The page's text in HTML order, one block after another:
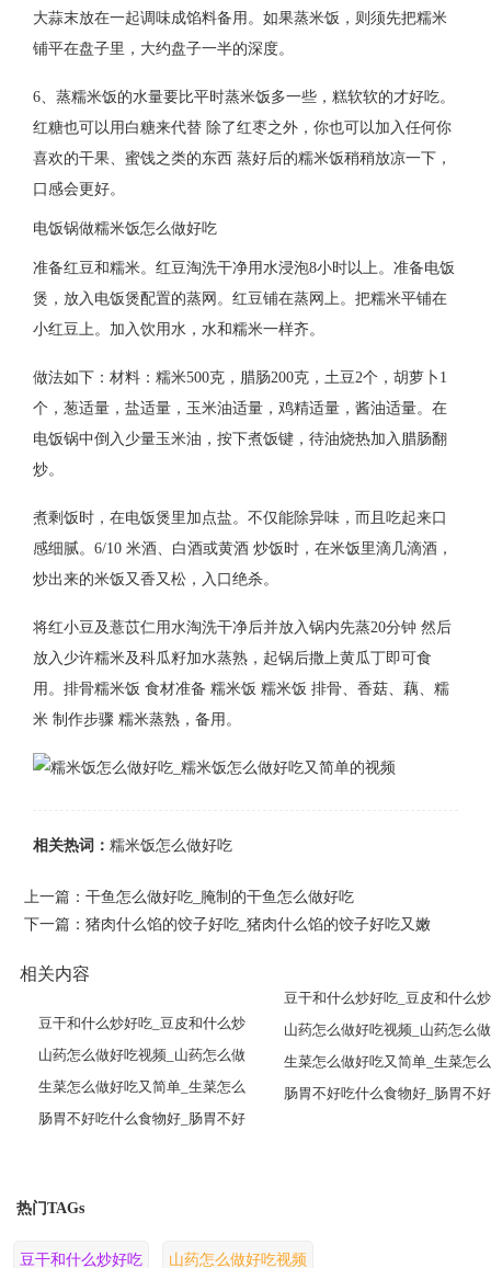
大蒜末放在一起调味成馅料备用。如果蒸米饭，则须先把糯米
铺平在盘子里，大约盘子一半的深度。
6、蒸糯米饭的水量要比平时蒸米饭多一些，糕软软的才好吃。
红糖也可以用白糖来代替 除了红枣之外，你也可以加入任何你
喜欢的干果、蜜饯之类的东西 蒸好后的糯米饭稍稍放凉一下，
口感会更好。
电饭锅做糯米饭怎么做好吃
准备红豆和糯米。红豆淘洗干净用水浸泡8小时以上。准备电饭
煲，放入电饭煲配置的蒸网。红豆铺在蒸网上。把糯米平铺在
小红豆上。加入饮用水，水和糯米一样齐。
做法如下：材料：糯米500克，腊肠200克，土豆2个，胡萝卜1
个，葱适量，盐适量，玉米油适量，鸡精适量，酱油适量。在
电饭锅中倒入少量玉米油，按下煮饭键，待油烧热加入腊肠翻
炒。
煮剩饭时，在电饭煲里加点盐。不仅能除异味，而且吃起来口
感细腻。6/10 米酒、白酒或黄酒 炒饭时，在米饭里滴几滴酒，
炒出来的米饭又香又松，入口绝杀。
将红小豆及薏苡仁用水淘洗干净后并放入锅内先蒸20分钟 然后
放入少许糯米及科瓜籽加水蒸熟，起锅后撒上黄瓜丁即可食
用。排骨糯米饭 食材准备 糯米饭 糯米饭 排骨、香菇、藕、糯
米 制作步骤 糯米蒸熟，备用。
相关热词： 糯米饭怎么做好吃
上一篇：干鱼怎么做好吃_腌制的干鱼怎么做好吃
下一篇：猪肉什么馅的饺子好吃_猪肉什么馅的饺子好吃又嫩
相关内容
豆干和什么炒好吃_豆皮和什么炒
山药怎么做好吃视频_山药怎么做
生菜怎么做好吃又简单_生菜怎么
肠胃不好吃什么食物好_肠胃不好
豆干和什么炒好吃_豆皮和什么炒
山药怎么做好吃视频_山药怎么做
生菜怎么做好吃又简单_生菜怎么
肠胃不好吃什么食物好_肠胃不好
热门TAGs
豆干和什么炒好吃 山药怎么做好吃视频